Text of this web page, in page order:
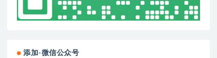
添加-微信公众号